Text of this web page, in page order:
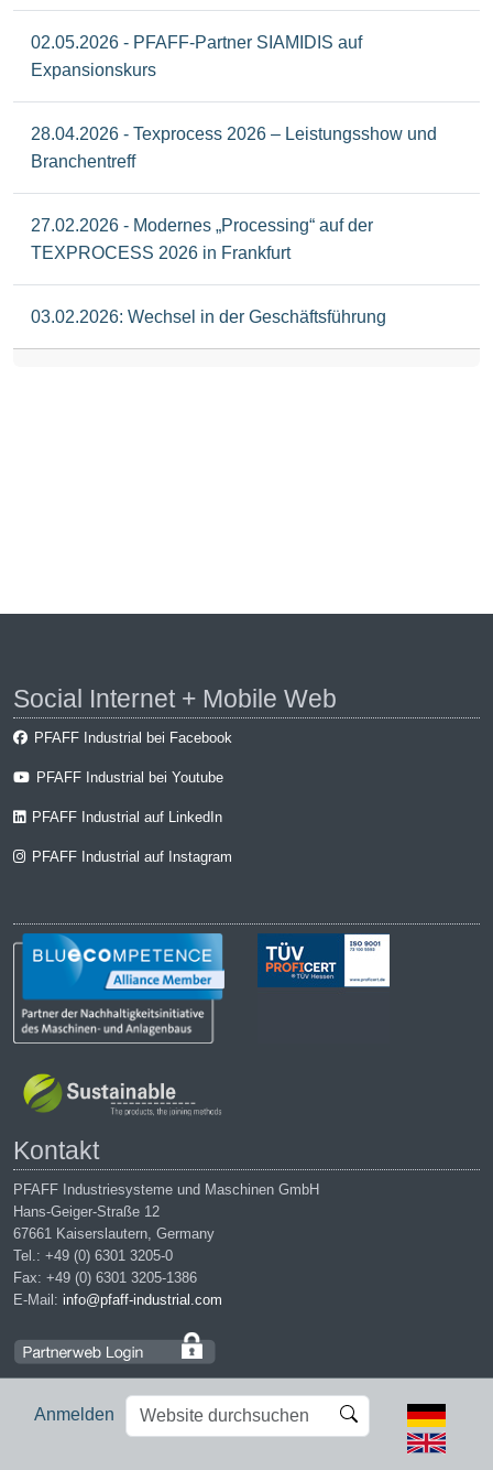
Anmelden
Website
durchsuchen
Erweiterte
Suche…
02.05.2026 - PFAFF-Partner SIAMIDIS auf
Expansionskurs
28.04.2026 - Texprocess 2026 – Leistungsshow und
Branchentreff
27.02.2026 - Modernes „Processing“ auf der
TEXPROCESS 2026 in Frankfurt
03.02.2026: Wechsel in der Geschäftsführung
Social Internet + Mobile Web
PFAFF Industrial bei Facebook
PFAFF Industrial bei Youtube
PFAFF Industrial auf LinkedIn
PFAFF Industrial auf Instagram
Kontakt
PFAFF Industriesysteme und Maschinen GmbH
Hans-Geiger-Straße 12
67661 Kaiserslautern, Germany
Tel.: +49 (0) 6301 3205-0
Fax: +49 (0) 6301 3205-1386
E-Mail: info@pfaff-industrial.com